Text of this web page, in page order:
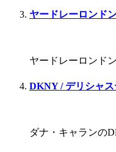
ヤードレーロンド
ヤードレーロンド
DKNY / デリシャ
ダナ・キャランの